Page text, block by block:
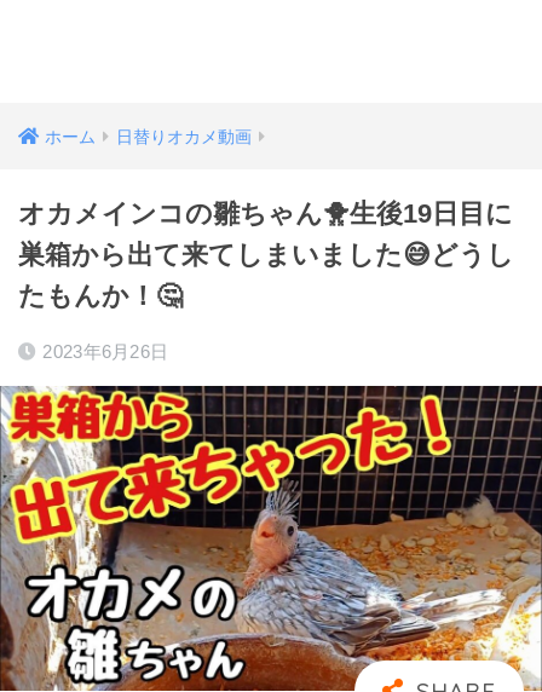
ホーム 日替りオカメ動画
オカメインコの雛ちゃん🐥生後19日目に
巣箱から出て来てしまいました😅どうし
たもんか！🤔
2023年6月26日